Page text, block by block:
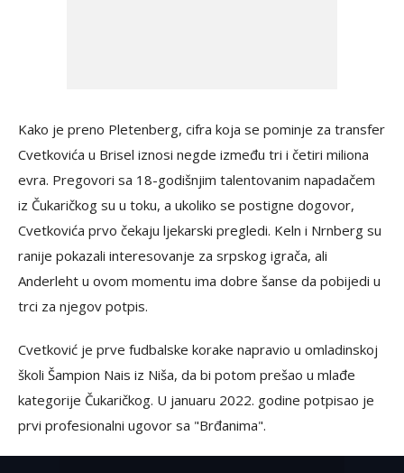
Kako je preno Pletenberg, cifra koja se pominje za transfer
Cvetkovića u Brisel iznosi negde između tri i četiri miliona
evra. Pregovori sa 18-godišnjim talentovanim napadačem
iz Čukaričkog su u toku, a ukoliko se postigne dogovor,
Cvetkovića prvo čekaju ljekarski pregledi. Keln i Nrnberg su
ranije pokazali interesovanje za srpskog igrača, ali
Anderleht u ovom momentu ima dobre šanse da pobijedi u
trci za njegov potpis.
Cvetković je prve fudbalske korake napravio u omladinskoj
školi Šampion Nais iz Niša, da bi potom prešao u mlađe
kategorije Čukaričkog. U januaru 2022. godine potpisao je
prvi profesionalni ugovor sa "Brđanima".​